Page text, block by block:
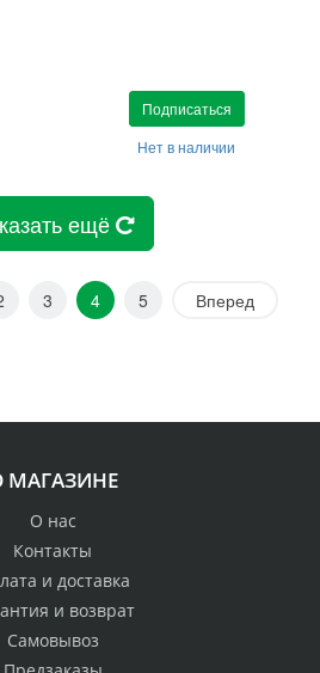
Подписаться
Нет в наличии
ещё
3 4 5 Вперед
МАГАЗИНЕ
О нас
Контакты
и доставка
и возврат
Самовывоз